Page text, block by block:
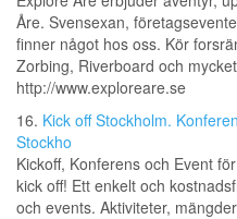
Åre. Svensexan,
finner något hos oss. Kör
Zorbing, Riverboard och
http://www.exploreare.se
16. Kick off Stockholm.
Stockho
Kickoff, Konferens och Event
kick off! Ett enkelt och
och events. Aktiviteter,